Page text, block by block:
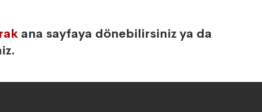
ana sayfaya dönebilirsiniz ya da